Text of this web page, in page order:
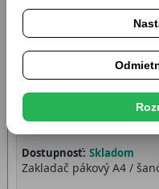
Dostupnosť: Skladom
Zakladač pákový A4 /